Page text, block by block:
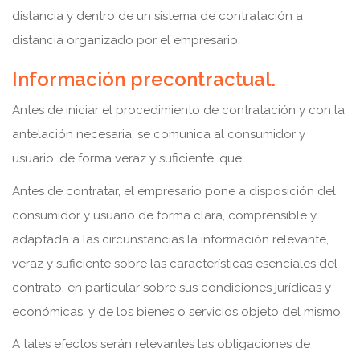
distancia y dentro de un sistema de contratación a
distancia organizado por el empresario.
Información precontractual.
Antes de iniciar el procedimiento de contratación y con la
antelación necesaria, se comunica al consumidor y
usuario, de forma veraz y suficiente, que:
Antes de contratar, el empresario pone a disposición del
consumidor y usuario de forma clara, comprensible y
adaptada a las circunstancias la información relevante,
veraz y suficiente sobre las características esenciales del
contrato, en particular sobre sus condiciones jurídicas y
económicas, y de los bienes o servicios objeto del mismo.
A tales efectos serán relevantes las obligaciones de